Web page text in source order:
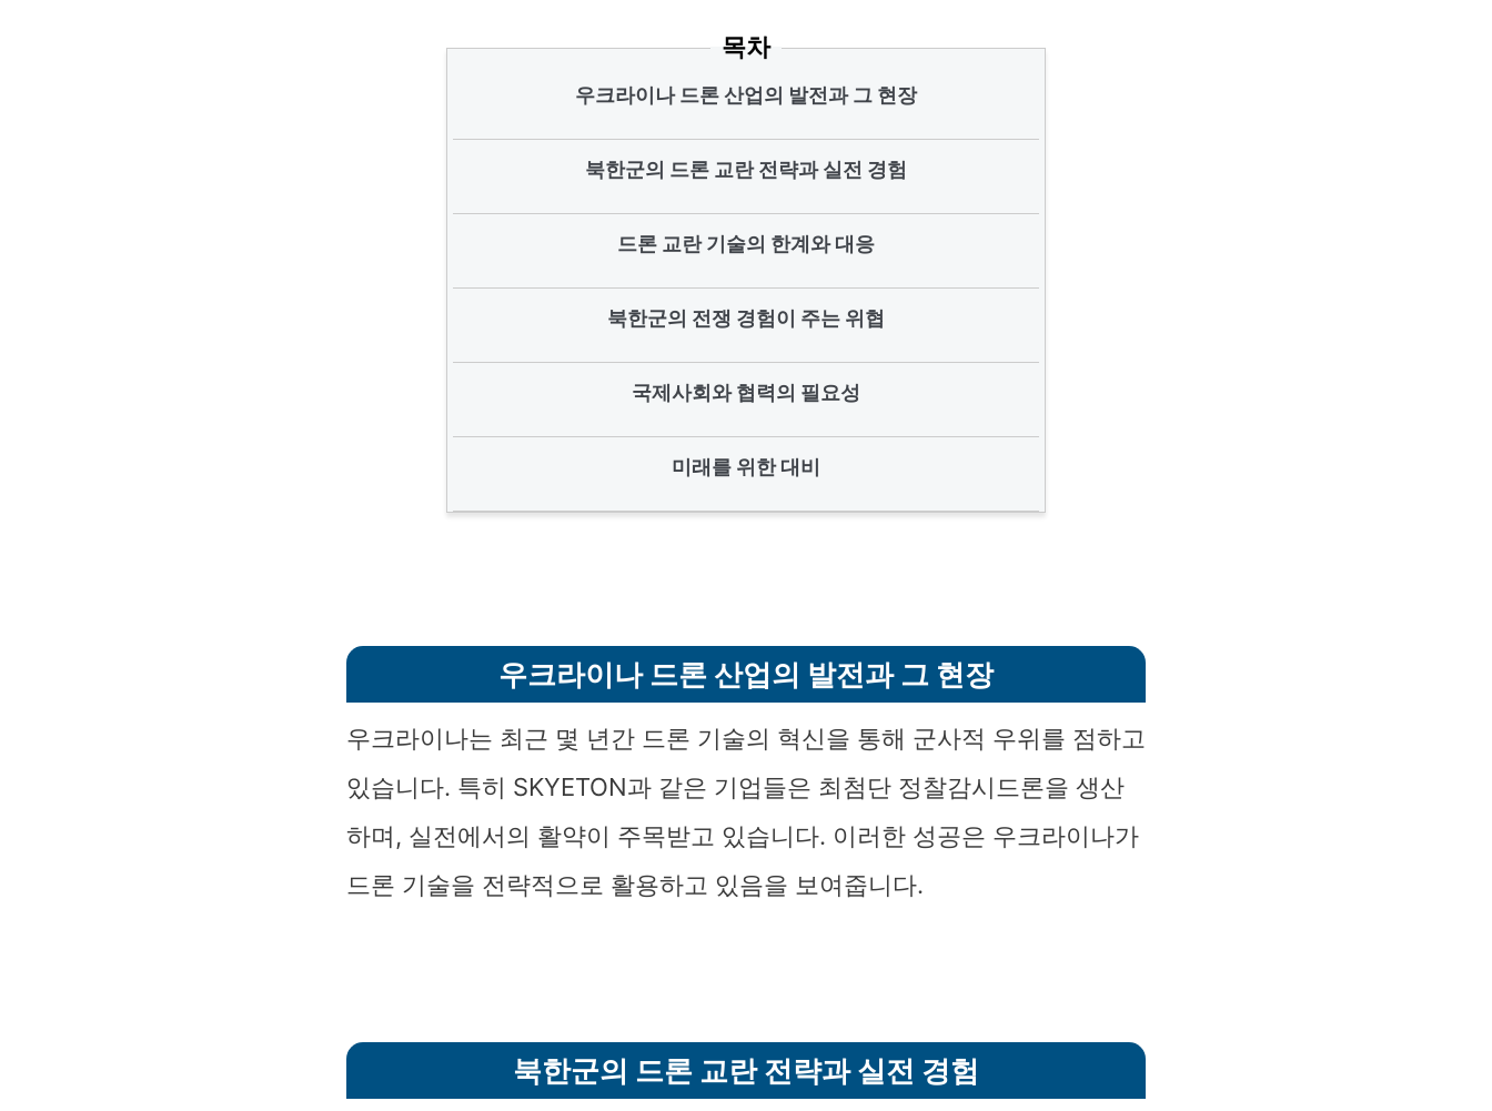
목차
우크라이나 드론 산업의 발전과 그 현장
북한군의 드론 교란 전략과 실전 경험
드론 교란 기술의 한계와 대응
북한군의 전쟁 경험이 주는 위협
국제사회와 협력의 필요성
미래를 위한 대비
우크라이나 드론 산업의 발전과 그 현장
우크라이나는 최근 몇 년간 드론 기술의 혁신을 통해 군사적 우위를 점하고
있습니다. 특히 SKYETON과 같은 기업들은 최첨단 정찰감시드론을 생산
하며, 실전에서의 활약이 주목받고 있습니다. 이러한 성공은 우크라이나가
드론 기술을 전략적으로 활용하고 있음을 보여줍니다.
북한군의 드론 교란 전략과 실전 경험